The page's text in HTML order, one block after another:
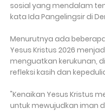
sosial yang mendalam
kata Ida Pangelingsir di
Menurutnya ada
Yesus Kristus 2026
menguatkan kerukunan,
refleksi kasih dan
"Kenaikan Yesus Kristus
untuk mewujudkan iman